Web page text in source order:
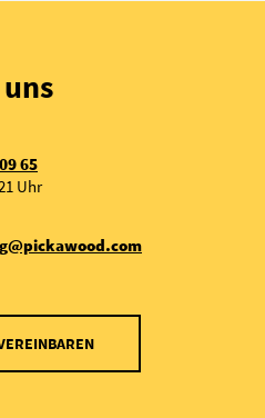
65
Uhr